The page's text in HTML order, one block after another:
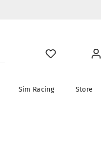
Sim Racing Store